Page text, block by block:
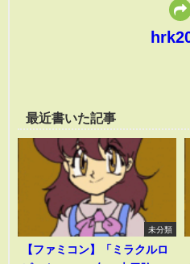
最近書いた記事
未分類
【ファミコン】「ミラクルロ